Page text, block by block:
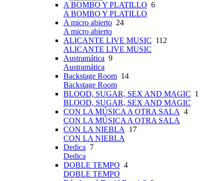
A BOMBO Y PLATILLO 6
A BOMBO Y PLATILLO
A micro abierto 24
A micro abierto
ALICANTE LIVE MUSIC 112
ALICANTE LIVE MUSIC
Austramática 9
Austramática
Backstage Room 14
Backstage Room
BLOOD, SUGAR, SEX AND MAGIC 1
BLOOD, SUGAR, SEX AND MAGIC
CON LA MÚSICA A OTRA SALA 4
CON LA MÚSICA A OTRA SALA
CON LA NIEBLA
17
CON LA NIEBLA
Dedica 7
Dedica
DOBLE TEMPO 4
DOBLE TEMPO